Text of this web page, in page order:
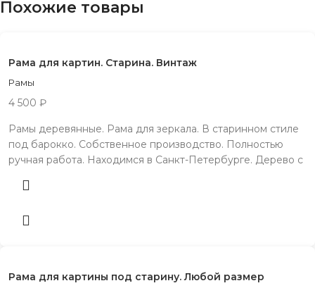
Похожие товары
Рама для картин. Старина. Винтаж
Рамы
4 500 ₽
Рамы деревянные. Рама для зеркала. В старинном стиле
под барокко. Собственное производство. Полностью
ручная работа. Находимся в Санкт-Петербурге. Дерево с
Рама для картины под старину. Любой размер